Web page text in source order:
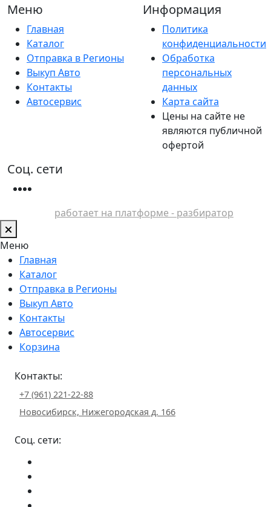
Меню
Главная
Каталог
Отправка в Регионы
Выкуп Авто
Контакты
Автосервис
Информация
Политика
конфиденциальности
Обработка
персональных
данных
Карта сайта
Цены на сайте не
являются публичной
офертой
Соц. сети
работает на платформе - разбиратор
Меню
Главная
Каталог
Отправка в Регионы
Выкуп Авто
Контакты
Автосервис
Корзина
Контакты:
+7 (961) 221-22-88
Новосибирск, Нижегородская д. 166
Соц. сети: